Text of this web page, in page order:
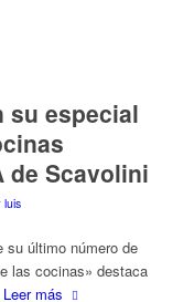
su especial
de Scavolini
luis
su último número de
las cocinas» destaca
Leer más